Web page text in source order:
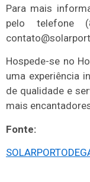
Para mais
pelo telefone
Hospede-se no
uma experiência
de qualidade e
mais
Fonte: